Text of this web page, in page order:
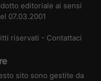
editoriale ai sensi
07.03.2001
riservati - Contattaci
sito sono gestite da